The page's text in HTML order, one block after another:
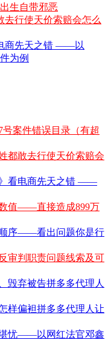
生自带邪恶
去行使天价索赔会怎么
商先天之错 ——以
为例
号案件错误目录（有超
都敢去行使天价索赔会
看电商先天之错 ——
值——直接造成899万
序——看出问题你是行
审判职责问题线索及可
毁弃被告拼多多代理人
样偏袒拼多多代理人让
堪忧——以网红法官邓鑫